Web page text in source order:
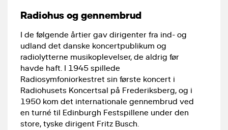
Radiohus og gennembrud
I de følgende årtier gav dirigenter fra ind- og
udland det danske koncertpublikum og
radiolytterne musikoplevelser, de aldrig før
havde haft. I 1945 spillede
Radiosymfoniorkestret sin første koncert i
Radiohusets Koncertsal på Frederiksberg, og i
1950 kom det internationale gennembrud ved
en turné til Edinburgh Festspillene under den
store, tyske dirigent Fritz Busch.